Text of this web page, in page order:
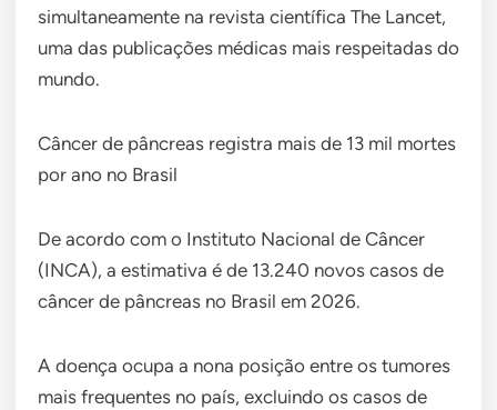
simultaneamente na revista científica The Lancet,
uma das publicações médicas mais respeitadas do
mundo.
Câncer de pâncreas registra mais de 13 mil mortes
por ano no Brasil
De acordo com o Instituto Nacional de Câncer
(INCA), a estimativa é de 13.240 novos casos de
câncer de pâncreas no Brasil em 2026.
A doença ocupa a nona posição entre os tumores
mais frequentes no país, excluindo os casos de